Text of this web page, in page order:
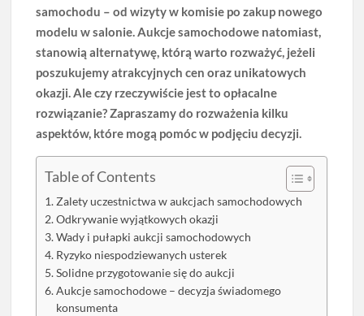
samochodu – od wizyty w komisie po zakup nowego
modelu w salonie. Aukcje samochodowe natomiast,
stanowią alternatywę, którą warto rozważyć, jeżeli
poszukujemy atrakcyjnych cen oraz unikatowych
okazji. Ale czy rzeczywiście jest to opłacalne
rozwiązanie? Zapraszamy do rozważenia kilku
aspektów, które mogą pomóc w podjęciu decyzji.
Table of Contents
Zalety uczestnictwa w aukcjach samochodowych
Odkrywanie wyjątkowych okazji
Wady i pułapki aukcji samochodowych
Ryzyko niespodziewanych usterek
Solidne przygotowanie się do aukcji
Aukcje samochodowe – decyzja świadomego
konsumenta